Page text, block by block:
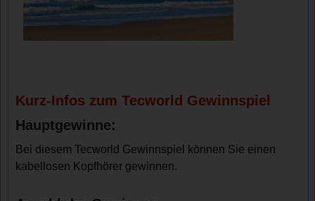
Kurz-Infos zum Tecworld Gewinnspiel
Hauptgewinne:
Bei diesem Tecworld Gewinnspiel können Sie einen
kabellosen Kopfhörer gewinnen.